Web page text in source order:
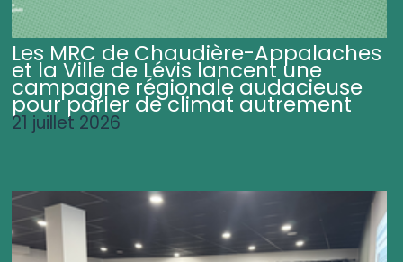
Les MRC de Chaudière-Appalaches
et la Ville de Lévis lancent une
campagne régionale audacieuse
pour parler de climat autrement
21 juillet 2026